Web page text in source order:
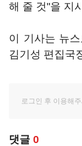
해 줄 것"을 지
이 기사는 뉴
김기성 편집국
댓글 0